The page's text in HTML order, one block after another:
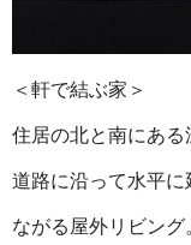
＜軒で結ぶ家＞
住居の北と南にある
道路に沿って水平
ながる屋外リビング。